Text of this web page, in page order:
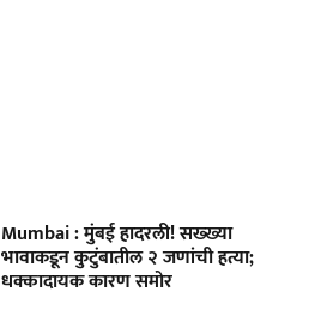
Mumbai : मुंबई हादरली! सख्ख्या
भावाकडून कुटुंबातील २ जणांची हत्या;
धक्कादायक कारण समोर